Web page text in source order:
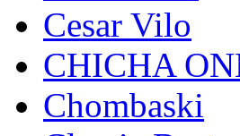
Cesar Vilo
CHICHA
Chombaski